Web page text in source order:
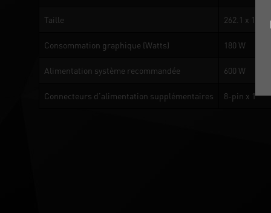
Taille 262.1 x
Consommation graphique (Watts) 180 W
Alimentation système recommandée 600 W
Connecteurs d’alimentation supplémentaires 8-pin x 1